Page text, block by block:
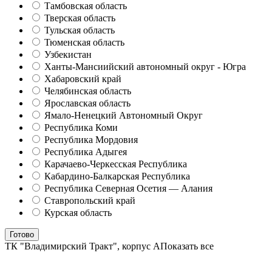
Тамбовская область
Тверская область
Тульская область
Тюменская область
Узбекистан
Ханты-Мансиийский автономный округ - Югра
Хабаровский край
Челябинская область
Ярославская область
Ямало-Ненецкий Автономный Округ
Республика Коми
Республика Мордовия
Республика Адыгея
Карачаево-Черкесская Республика
Кабардино-Балкарская Республика
Республика Северная Осетия — Алания
Ставропольский край
Курская область
Готово
ТК "Владимирский Тракт", корпус АПоказать все